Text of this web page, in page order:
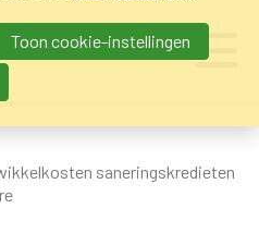
saneringskredieten
Toon cookie-instellingen